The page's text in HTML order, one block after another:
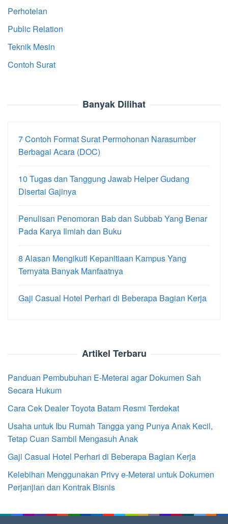
Perhotelan
Public Relation
Teknik Mesin
Contoh Surat
Banyak Dilihat
7 Contoh Format Surat Permohonan Narasumber
Berbagai Acara (DOC)
10 Tugas dan Tanggung Jawab Helper Gudang
Disertai Gajinya
Penulisan Penomoran Bab dan Subbab Yang Benar
Pada Karya Ilmiah dan Buku
8 Alasan Mengikuti Kepanitiaan Kampus Yang
Ternyata Banyak Manfaatnya
Gaji Casual Hotel Perhari di Beberapa Bagian Kerja
Artikel Terbaru
Panduan Pembubuhan E-Meterai agar Dokumen Sah
Secara Hukum
Cara Cek Dealer Toyota Batam Resmi Terdekat
Usaha untuk Ibu Rumah Tangga yang Punya Anak Kecil,
Tetap Cuan Sambil Mengasuh Anak
Gaji Casual Hotel Perhari di Beberapa Bagian Kerja
Kelebihan Menggunakan Privy e-Meterai untuk Dokumen
Perjanjian dan Kontrak Bisnis